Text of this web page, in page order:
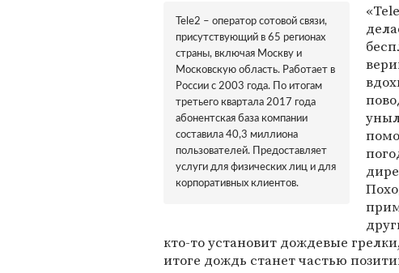
Tele2 – оператор сотовой связи,
присутствующий в 65 регионах
страны, включая Москву и
Московскую область. Работает в
России с 2003 года. По итогам
третьего квартала 2017 года
абонентская база компании
составила 40,3 миллиона
пользователей. Предоставляет
услуги для физических лиц и для
корпоративных клиентов.
кто-то установит дождевые
итоге дождь станет частью